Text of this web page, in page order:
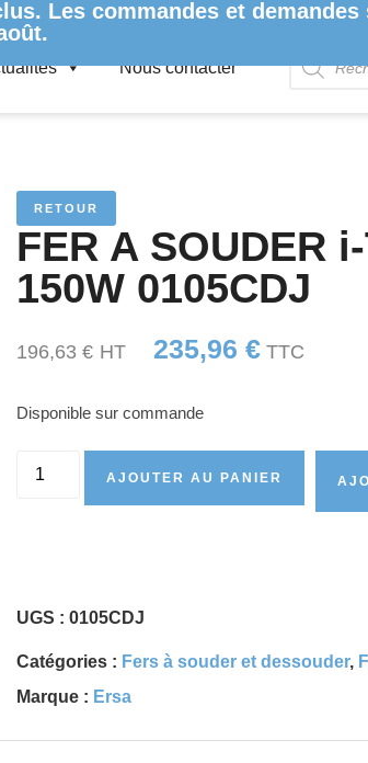
Les commandes et
Nous contacter
RETOUR
FER A SOUDER
150W 0105CDJ
196,63 € HT 235,96 €TTC
Disponible sur commande
AJOUTER AU PANIER
UGS : 0105CDJ
Catégories : Fers à souder et dessouder,
Marque : Ersa